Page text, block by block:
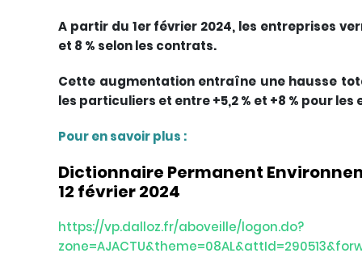
A partir du 1er février 2024, les entreprises
et 8 % selon les contrats.
Cette augmentation entraîne une hausse
les particuliers et entre +5,2 % et +8 % pour les
Pour en savoir plus :
Dictionnaire Permanent
12 février 2024
https://vp.dalloz.fr/aboveille/logon.do?